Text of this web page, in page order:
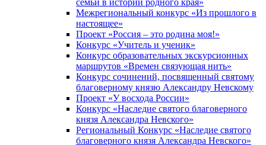
семьи в истории родного края»
Межрегиональный конкурс «Из прошлого в
настоящее»
Проект «Россия – это родина моя!»
Конкурс «Учитель и ученик»
Конкурс образовательных экскурсионных
маршрутов «Времен связующая нить»
Конкурс сочинений, посвященный святому
благоверному князю Александру Невскому
Проект «У восхода России»
Конкурс «Наследие святого благоверного
князя Александра Невского»
Региональный Конкурс «Наследие святого
благоверного князя Александра Невского»